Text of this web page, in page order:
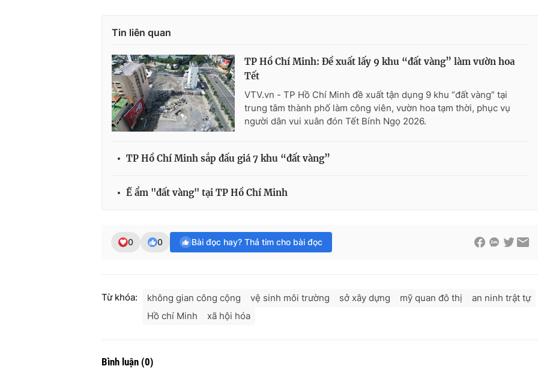
Tin liên quan
TP Hồ Chí Minh: Đề xuất lấy 9 khu “đất vàng” làm vườn hoa
Tết
VTV.vn - TP Hồ Chí Minh đề xuất tận dụng 9 khu “đất vàng” tại
trung tâm thành phố làm công viên, vườn hoa tạm thời, phục vụ
người dân vui xuân đón Tết Bính Ngọ 2026.
TP Hồ Chí Minh sắp đấu giá 7 khu “đất vàng”
Ế ẩm "đất vàng" tại TP Hồ Chí Minh
0 0 Bài đọc hay? Thả tim cho bài đọc
Từ khóa: không gian công cộng vệ sinh môi trường sở xây dựng mỹ quan đô thị
an ninh trật tự
Hồ chí Minh
xã hội hóa
Bình luận (0)